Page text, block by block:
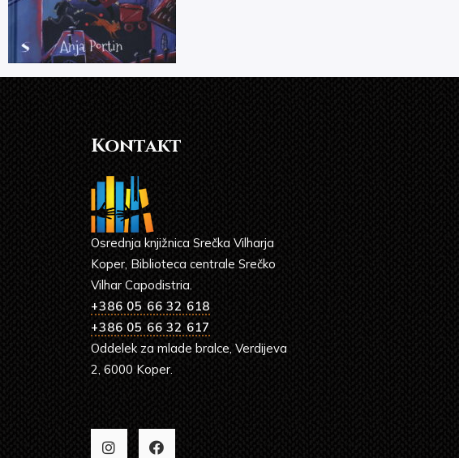
Kontakt
Osrednja knjižnica Srečka Vilharja
Koper, Biblioteca centrale Srečko
Vilhar Capodistria.
+386 05 66 32 618
+386 05 66 32 617
Oddelek za mlade bralce, Verdijeva
2, 6000 Koper.